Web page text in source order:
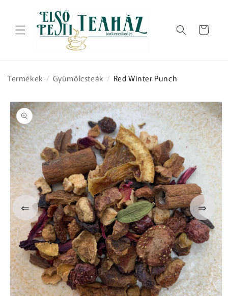
tartalomhoz
Kosár
Termékek / Gyümölcsteák / Red Winter Punch
⇐
Kihagyás, és
ugrás a
termékadatokra
⇒